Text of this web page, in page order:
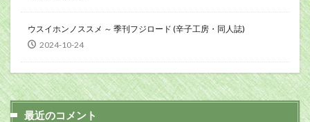
ウスイホンノススメ ～ 季刊フジロード (辛子工房・同人誌)
2024-10-24
最近のコメント